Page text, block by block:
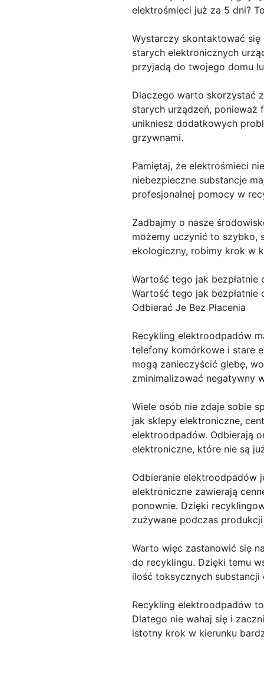
elektrośmieci już za 5 dni?
Wystarczy skontaktować
starych elektronicznych
przyjadą do twojego domu
Dlaczego warto skorzystać
starych urządzeń, ponieważ
unikniesz dodatkowych
grzywnami.
Pamiętaj, że elektrośmieci
niebezpieczne substancje
profesjonalnej pomocy w
Zadbajmy o nasze
możemy uczynić to szybko,
ekologiczny, robimy krok w
Wartość tego jak
Wartość tego jak
Odbierać Je Bez Płacenia
Recykling elektroodpadów
telefony komórkowe i stare
mogą zanieczyścić glebę,
zminimalizować negatywny
Wiele osób nie zdaje sobie
jak sklepy elektroniczne,
elektroodpadów. Odbierają
elektroniczne, które nie są
Odbieranie elektroodpadów
elektroniczne zawierają
ponownie. Dzięki
zużywane podczas
Warto więc zastanowić się
do recyklingu. Dzięki temu
ilość toksycznych
Recykling elektroodpadów
Dlatego nie wahaj się i
istotny krok w kierunku